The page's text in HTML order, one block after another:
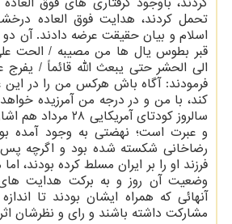
تحمل کردند، هدایت فوق العاده
اسلام و بیان حقیقت عرضه دادند. آن
قبر بطوس یال ها من مصیبه / الحت علی
الی الحشر حتی یبعث الله قائماً / یفرج
فرمودند: آگاه باش هرکس من را در
کند، با من و در درجه من آمرزیده
سالروز کودتای
و عبرت است؛ نهضتی به وجود آمده
رضاخانی شکسته شده بود و اگرچه
فرزند او را بر ایران مسلط کرده بودند،
وضعیت آن روز و به برکت هدایت های
آنهائی که همراه ایشان بودند تا
مشارکت داشته باشند و رای و نظرشان